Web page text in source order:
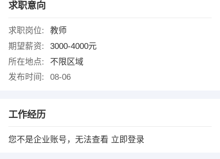
求职意向
求职岗位:
教师
期望薪资:
3000-4000元
所在地点:
不限区域
发布时间:
08-06
工作经历
您不是企业账号，无法查看 立即登录